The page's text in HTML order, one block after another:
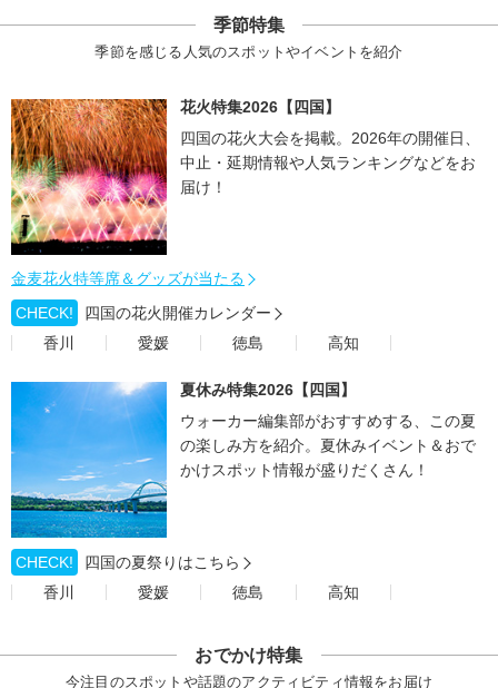
季節特集
季節を感じる人気のスポットやイベントを紹介
花火特集2026【四国】
四国の花火大会を掲載。2026年の開催日、
中止・延期情報や人気ランキングなどをお
届け！
金麦花火特等席＆グッズが当たる
CHECK!
四国の花火開催カレンダー
香川
愛媛 徳島 高知
夏休み特集2026【四国】
ウォーカー編集部がおすすめする、この夏
の楽しみ方を紹介。夏休みイベント＆おで
かけスポット情報が盛りだくさん！
CHECK!
四国の夏祭りはこちら
香川
愛媛 徳島 高知
おでかけ特集
今注目のスポットや話題のアクティビティ情報をお届け